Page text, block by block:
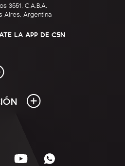
3551, C.A.B.A.
Aires, Argentina
LA APP DE C5N